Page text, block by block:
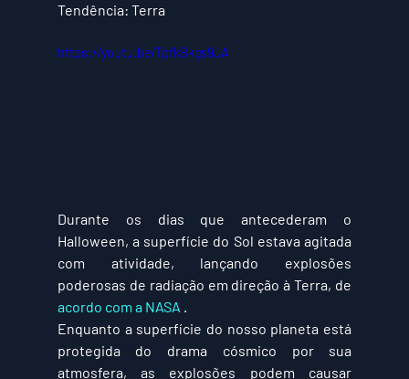
Tendência: Terra
https://youtu.be/TpfkBkgs9JA
Durante os dias que antecederam o
Halloween, a superfície do Sol estava agitada
com atividade, lançando explosões
acordo com a NASA .
Enquanto a superfície do nosso planeta está
protegida do drama cósmico por sua
atmosfera, as explosões podem causar